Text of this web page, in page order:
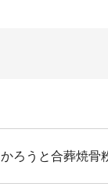
ろうと合葬焼骨